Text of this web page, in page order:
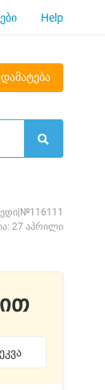
Help
27 აპრილი